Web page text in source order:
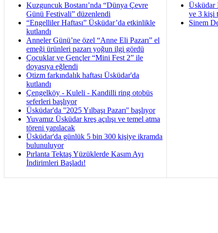
Kuzguncuk Bostanı’nda “Dünya Çevre
Günü Festivali” düzenlendi
“Engelliler Haftası” Üsküdar’da etkinlikle
kutlandı
Anneler Günü’ne özel “Anne Eli Pazarı” el
emeği ürünleri pazarı yoğun ilgi gördü
Çocuklar ve Gençler “Mini Fest 2” ile
doyasıya eğlendi
Otizm farkındalık haftası Üsküdar'da
kutlandı
Çengelköy - Kuleli - Kandilli ring otobüs
seferleri başlıyor
Üsküdar'da ''2025 Yılbaşı Pazarı'' başlıyor
Yuvamız Üsküdar kreş açılışı ve temel atma
töreni yapılacak
Üsküdar'da günlük 5 bin 300 kişiye ikramda
bulunuluyor
Pırlanta Tektaş Yüzüklerde Kasım Ayı
İndirimleri Başladı!
Üsküdar
ve 3 kişi
Sinem